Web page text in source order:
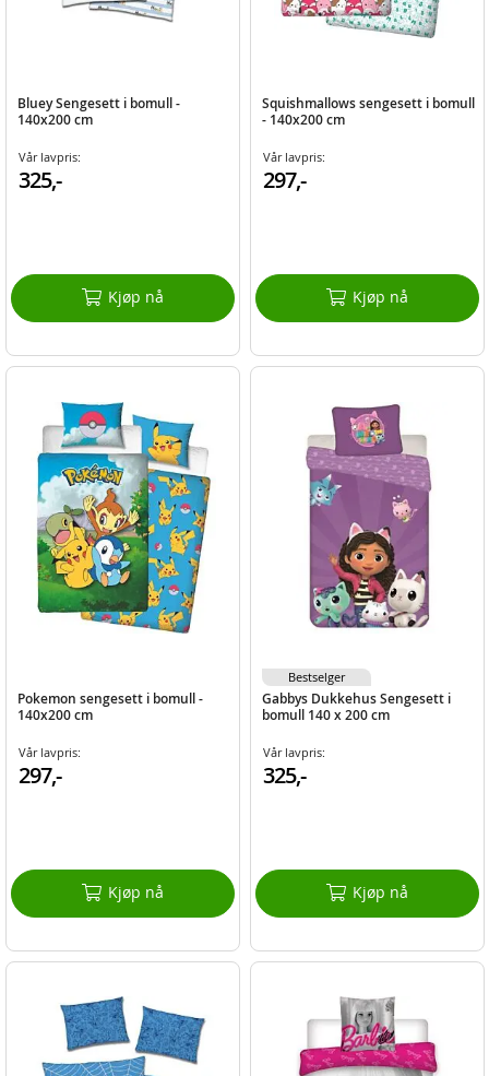
Bluey Sengesett i bomull -
140x200 cm
Vår lavpris:
325,-
Kjøp nå
Squishmallows sengesett i bomull
- 140x200 cm
Vår lavpris:
297,-
Kjøp nå
Pokemon sengesett i bomull -
140x200 cm
Vår lavpris:
297,-
Kjøp nå
Gabbys Dukkehus Sengesett i
bomull 140 x 200 cm
Vår lavpris:
325,-
Kjøp nå
Bestselger